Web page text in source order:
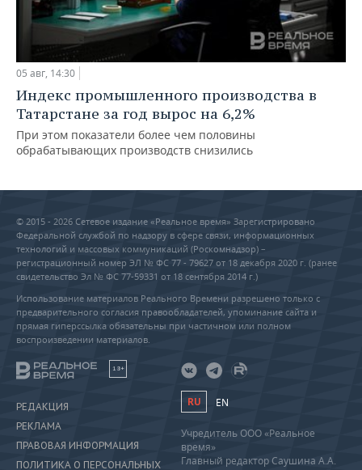
05 авг, 14:30
Индекс промышленного производства в
Татарстане за год вырос на 6,2%
При этом показатели более чем половины
обрабатывающих производств снизились
© 2015 - 2026 Сетевое издание «Реальное время» Зарегистрировано
Федеральной службой по надзору в сфере связи, информационных
технологий и массовых коммуникаций (Роскомнадзор) –
регистрационный номер ЭЛ № ФС 77 - 79627 от 18 декабря 2020 г. (ранее
свидетельство Эл № ФС 77-59331 от 18 сентября 2014 г.)
Использование материалов Реального Времени разрешено только с
предварительного согласия правообладателей, упоминание сайта и
прямая гиперссылка обязательны при частичном или полном
воспроизведении материалов.
18+
РЕДАКЦИЯ
РЕКЛАМА
ПРАВОВАЯ ИНФОРМАЦИЯ
ПОЛИТИКА О ПЕРСОНАЛЬНЫХ
RU EN
Учредитель ООО «Реальное
время»
Главный редактор Саушина А.А.